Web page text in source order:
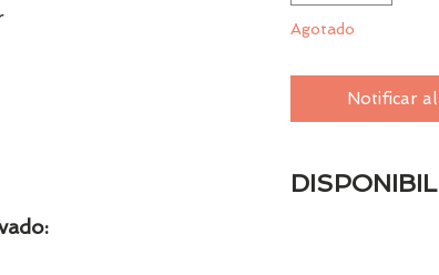
Agotado
Notificar